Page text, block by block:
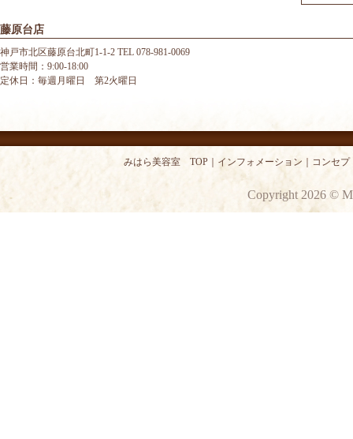
藤原台店
神戸市北区藤原台北町1-1-2 TEL 078-981-0069
営業時間：9:00-18:00
定休日：毎週月曜日 第2火曜日
みはら美容室 TOP インフォメーション コンセプ
Copyright 2026 ©